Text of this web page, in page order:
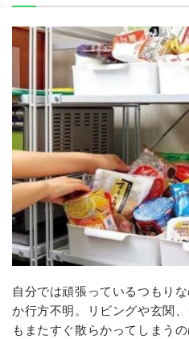
自分では頑張っているつもり
か行方不明。リビングや玄関
もまたすぐ散らかってしまう